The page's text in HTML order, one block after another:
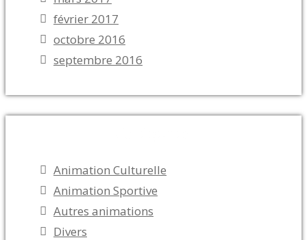
février 2017
octobre 2016
septembre 2016
Animation Culturelle
Animation Sportive
Autres animations
Divers